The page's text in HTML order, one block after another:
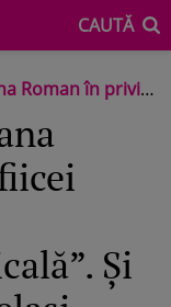
CAUTĂ
medicală”. Și vedeta urmează același tratament
Și